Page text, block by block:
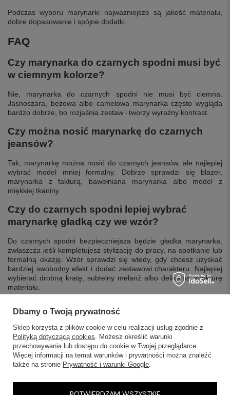
Podczas wyboru marynarki najważniejsze są jakość materiału,
dobre dopasowanie i spójne dodatki.
FAQ
Czy marynarka do czarnych spodni musi być
w ciemnym kolorze?
Nie, marynarka do czarnych spodni nie musi być ciemna.
Jasnoszara, beżowa albo camelowa marynarka często wygląda
bardzo dobrze, bo rozjaśnia zestaw i tworzy wyraźny kontrast.
Czy można nosić marynarkę do czarnych
jeansów?
Tak, marynarkę można nosić do czarnych jeansów, ale najlepiej
wybrać model mniej formalny. Dobrze sprawdzi się blazer,
marynarka z fakturą, bawełniana marynarka albo model z
miękkiej tkaniny.
Czy do czarnych spodni lepiej wybrać
marynarkę gładką czy we wzór?
Do czarnych spodni bezpieczniejsza będzie gładka marynarka,
zwłaszcza jeśli kompletujesz stylizację do pracy, na spotkanie lub
formalną okazję. Wzór sprawdzi się wtedy, gdy chcesz uzyskać
bardziej swobodny efekt i dodać zestawowi charakteru. Najlepiej
wybierać drobną kratę, subtelny melanż albo delikatną strukturę
materiału.
SKLEPY STACJONARNE
Dbamy o Twoją prywatność
Sklep korzysta z plików cookie w celu realizacji usług zgodnie z
Polityką dotyczącą cookies. Możesz określić warunki
przechowywania lub dostępu do cookie w Twojej przeglądarce.
Więcej informacji na temat warunków i prywatności można znaleźć
także na stronie Prywatność i warunki Google.